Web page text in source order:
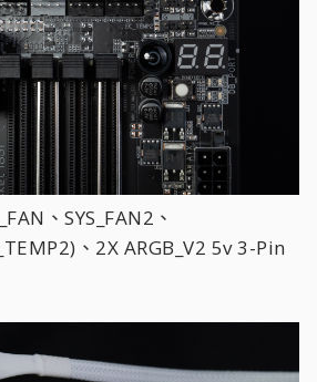
、SYS_FAN2、
、2X ARGB_V2 5v 3-Pin